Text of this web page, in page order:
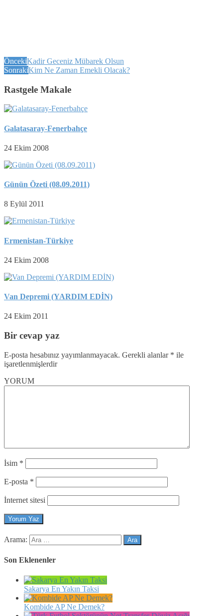
ÖncekiKadir Geceniz Mübarek Olsun
SonrakiKim Ne Zaman Emekli Olacak?
Rastgele Makale
Galatasaray-Fenerbahçe
24 Ekim 2008
Günün Özeti (08.09.2011)
8 Eylül 2011
Ermenistan-Türkiye
24 Ekim 2008
Van Depremi (YARDIM EDİN)
24 Ekim 2011
Bir cevap yaz
E-posta hesabınız yayımlanmayacak. Gerekli alanlar * ile
işaretlenmişlerdir
YORUM
İsim *
E-posta *
İnternet sitesi
Arama:
Son Eklenenler
Sakarya En Yakın Taksi
Kombide AP Ne Demek?